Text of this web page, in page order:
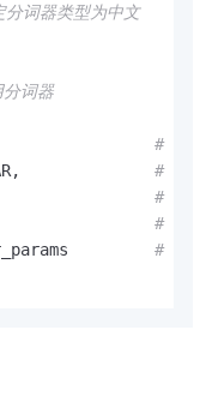
词器类型为中文
词器
# 字段
# 数据
# 最大
# 启用
# 分词